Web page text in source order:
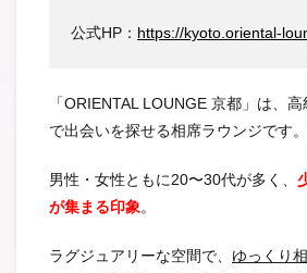
公式HP： https://kyoto.oriental-
「ORIENTAL LOUNGE 京都」は、
で出会いを探せる相席ラウンジです。
男性・女性ともに20〜30代が多く、
が集まる印象。
ラグジュアリーな空間で、 ゆっくり